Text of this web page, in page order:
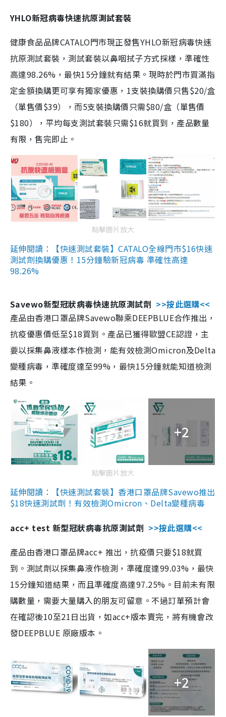
YHLO新冠病毒快速抗原測試套裝
健康食品品牌CATALO門市現正發售YHLO新冠病毒快速
抗原測試套裝，測試套裝以鼻咽拭子方式採樣，準確性
高達98.26%，最快15分鐘就有結果。現時於門市買滿指
定金額換購更可享有獨家優惠，1支裝換購價只售$20/盒
（單售價$39），而5支裝換購價只需$80/盒（單售價
$180），平均每支測試套裝只需$16就買到，產品數量
有限，售完即止。
點擊圖片放大
延伸閱讀：【快速測試套裝】CATALO全線門市$16快速
測試劑換購優惠！15分鐘驗新冠病毒 準確性高達
98.26%
Savewo新型冠狀病毒快速抗原測試劑 >>按此選購<<
產品由香港口罩品牌Savewo聯乘DEEPBLUE合作推出，
抗疫優惠價低至$18買到。產品已獲得歐盟CE認證，主
要以採集鼻液樣本作檢測，能有效檢測Omicron及Delta
變種病毒，準確度達至99%，最快15分鐘就能知道檢測
結果。
+2
點擊圖片放大
延伸閱讀：【快速測試套裝】香港口罩品牌Savewo推出
$18快速測試劑！有效檢測Omicron、Delta變種病毒
acc+ test 新型冠狀病毒抗原測試劑 >>按此選購<<
產品由香港口罩品牌acc+ 推出，抗疫價只要$18就買
到。測試劑以採集鼻液作檢測，準確度達99.03%，最快
15分鐘知道結果，而且準確度高達97.25%。目前未有限
購數量，需要大量購入的朋友可留意。不過訂單預計會
在確認後10至21日出貨，如acc+版本賣完，將有機會改
發DEEPBLUE 原廠版本。
+2